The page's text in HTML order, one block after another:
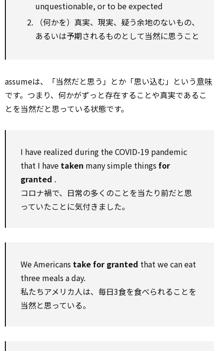
unquestionable, or to be expected
（何かを）真実、現実、疑う余地のないもの、
あるいは予期されるものとして当然に思うこと
assumeは、「当然だと思う」とか「思い込む」という意味
です。つまり、何かがずっと存在することや真実であるこ
とを当然だと思っている状態です。
I have realized during the COVID-19 pandemic
that I have taken many simple things for
granted .
コロナ禍で、日常の多くのことを当たり前だと思
っていたことに気付きました。
We Americans take for granted that we can eat
three meals a day.
私たちアメリカ人は、毎日3食を食べられることを
当然と思っている。